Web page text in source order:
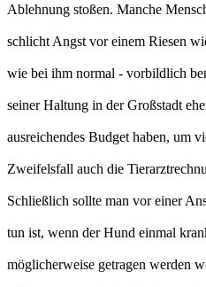
Ablehnung stoßen. Manche
schlicht Angst vor einem Riesen
wie bei ihm normal - vorbildlich
seiner Haltung in der Großstadt
ausreichendes Budget haben, um
Zweifelsfall auch die
Schließlich sollte man vor einer
tun ist, wenn der Hund einmal
möglicherweise getragen werden